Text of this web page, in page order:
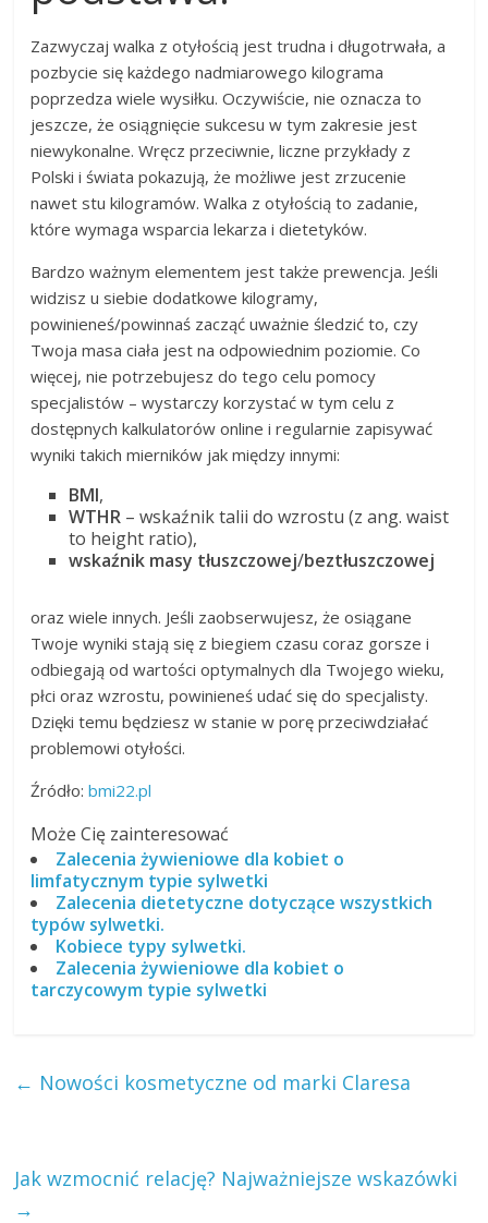
Zazwyczaj walka z otyłością jest trudna i długotrwała, a
pozbycie się każdego nadmiarowego kilograma
poprzedza wiele wysiłku. Oczywiście, nie oznacza to
jeszcze, że osiągnięcie sukcesu w tym zakresie jest
niewykonalne. Wręcz przeciwnie, liczne przykłady z
Polski i świata pokazują, że możliwe jest zrzucenie
nawet stu kilogramów. Walka z otyłością to zadanie,
które wymaga wsparcia lekarza i dietetyków.
Bardzo ważnym elementem jest także prewencja. Jeśli
widzisz u siebie dodatkowe kilogramy,
powinieneś/powinnaś zacząć uważnie śledzić to, czy
Twoja masa ciała jest na odpowiednim poziomie. Co
więcej, nie potrzebujesz do tego celu pomocy
specjalistów – wystarczy korzystać w tym celu z
dostępnych kalkulatorów online i regularnie zapisywać
wyniki takich mierników jak między innymi:
BMI,
WTHR – wskaźnik talii do wzrostu (z ang. waist
to height ratio),
wskaźnik masy tłuszczowej/beztłuszczowej
oraz wiele innych. Jeśli zaobserwujesz, że osiągane
Twoje wyniki stają się z biegiem czasu coraz gorsze i
odbiegają od wartości optymalnych dla Twojego wieku,
płci oraz wzrostu, powinieneś udać się do specjalisty.
Dzięki temu będziesz w stanie w porę przeciwdziałać
problemowi otyłości.
Źródło:bmi22.pl
Może Cię zainteresować
Zalecenia żywieniowe dla kobiet o
limfatycznym typie sylwetki
Zalecenia dietetyczne dotyczące wszystkich
typów sylwetki.
Kobiece typy sylwetki.
Zalecenia żywieniowe dla kobiet o
tarczycowym typie sylwetki
← Nowości kosmetyczne od marki Claresa
Jak wzmocnić relację? Najważniejsze wskazówki
→